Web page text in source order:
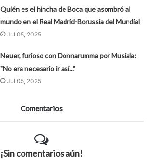
Quién es el hincha de Boca que asombró al
mundo en el Real Madrid-Borussia del Mundial
Jul 05, 2025
Neuer, furioso con Donnarumma por Musiala:
"No era necesario ir así..."
Jul 05, 2025
Comentarios
¡Sin comentarios aún!